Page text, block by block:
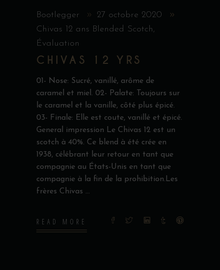
Bootlegger
27 octobre 2020
Chivas 12 ans Blended Scotch,
Évaluation
CHIVAS 12 YRS
01- Nose: Sucré, vanillé, arôme de
caramel et miel. 02- Palate: Toujours sur
le caramel et la vanille, côté plus épicé.
03- Finale: Elle est coute, vanillé et épicé.
General impression Le Chivas 12 est un
scotch à 40%. Ce blend à été crée en
1938, célébrant leur retour en tant que
compagnie au États-Unis en tant que
compagnie à la fin de la prohibition.Les
frères Chivas
READ MORE